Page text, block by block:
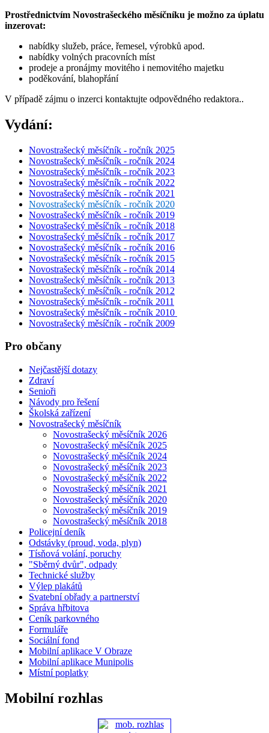
Prostřednictvím Novostrašeckého měsíčníku je možno za úplatu
inzerovat:
nabídky služeb, práce, řemesel, výrobků apod.
nabídky volných pracovních míst
prodeje a pronájmy movitého i nemovitého majetku
poděkování, blahopřání
V případě zájmu o inzerci kontaktujte odpovědného redaktora..
Vydání:
Novostrašecký měsíčník - ročník 2025
Novostrašecký měsíčník - ročník 2024
Novostrašecký měsíčník - ročník 2023
Novostrašecký měsíčník - ročník 2022
Novostrašecký měsíčník - ročník 2021
Novostrašecký měsíčník - ročník 2020
Novostrašecký měsíčník - ročník 2019
Novostrašecký měsíčník - ročník 2018
Novostrašecký měsíčník - ročník 2017
Novostrašecký měsíčník - ročník 2016
Novostrašecký měsíčník - ročník 2015
Novostrašecký měsíčník - ročník 2014
Novostrašecký měsíčník - ročník 2013
Novostrašecký měsíčník - ročník 2012
Novostrašecký měsíčník - ročník 2011
Novostrašecký měsíčník - ročník 2010
Novostrašecký měsíčník - ročník 2009
Pro občany
Nejčastější dotazy
Zdraví
Senioři
Návody pro řešení
Školská zařízení
Novostrašecký měsíčník
Novostrašecký měsíčník 2026
Novostrašecký měsíčník 2025
Novostrašecký měsíčník 2024
Novostrašecký měsíčník 2023
Novostrašecký měsíčník 2022
Novostrašecký měsíčník 2021
Novostrašecký měsíčník 2020
Novostrašecký měsíčník 2019
Novostrašecký měsíčník 2018
Policejní deník
Odstávky (proud, voda, plyn)
Tísňová volání, poruchy
"Sběrný dvůr", odpady
Technické služby
Výlep plakátů
Svatební obřady a partnerství
Správa hřbitova
Ceník parkovného
Formuláře
Sociální fond
Mobilní aplikace V Obraze
Mobilní aplikace Munipolis
Místní poplatky
Mobilní rozhlas